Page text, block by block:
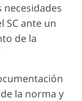
SC ante un
de la
la norma y